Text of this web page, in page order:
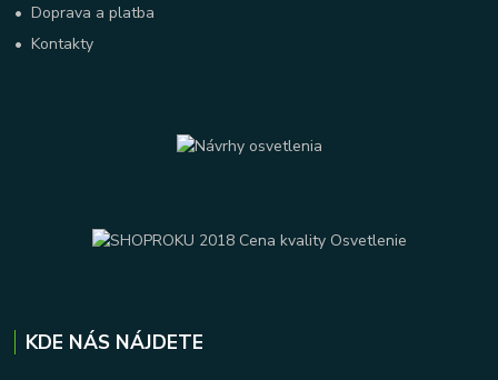
•Doprava a platba
•Kontakty
KDE NÁS NÁJDETE